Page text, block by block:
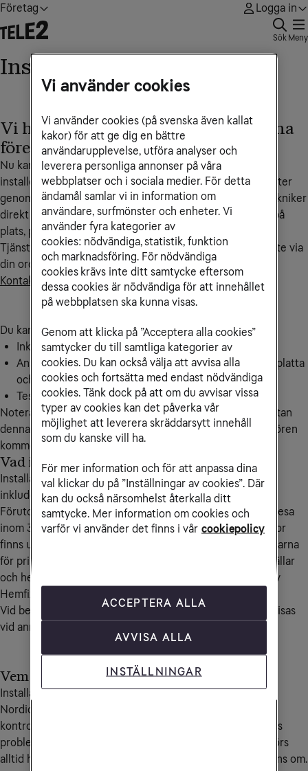
Företag Logga in
Sök Meny
Installationshjälp
Vi hjälper dig komma igång med dina
företagstjänster
Nu kan du som kund hos Tele2 Företag få hjälp med att
installera och komma igång med dina nya bredbandstjänster
genom vår samarbetspartner Hemfixarna. Du bokar en tekniker
direkt via Hemfixarnas webbsida. Teknikern besöker dig på
plats, på företagsadressen eller hemmakontoret.
Tjänsten faktureras av Hemfixarna och betalas således inte via
din ordinarie faktura från Tele2 Företag.
Kontakta Hemfixarna och beställ installationshjälp här.
Du kan få hjälp med följande tjänster:
Inkoppling av bredband.
Anslutning av upp till fem enheter till WiFi (dator, surfplatta
och mobiltelefon).
Test och demonstration av tjänsterna.
Notera att installatören inte har med sig din utrustning utan
denna skickas till dig och måste hämtas ut innan installatören
kommer.
Vad ingår i priset?
Installationshjälpen kostar 798 kr exklusive moms, vilket
inkluderar en timmes tekniksupport.
Förutom installationshjälpen inkluderar kostnaden även resa
inom 30 km från tätort. Om ditt företag eller hemmakontor
finns utanför tätort är du välkommen att kontakta Hemfixarna
för prisuppgift på resan. Priserna är desamma även på kvällar
och helger. Eventuella tillkommande arbeten debiteras av
Hemfixarna.
Vid beställning tar vi alltid en mikroupplysning som inte visas
vid annan kreditupplysning.
Vem utför arbetet?
Installationshjälpen erbjuds i samarbete med Hemfixarna
Nordic AB. Genom ett nätverk av certifierade och
kontrollerade tekniker, så kallade Fixare, matchas kundens
problem med lämplig Fixare i närområdet. Uppdraget utförs
alltid hos dig, på en tid som du och Fixaren kommit överens om.
Vi använder cookies
Vi använder cookies (på svenska även kallat
kakor) för att ge dig en bättre
användarupplevelse, utföra analyser och
leverera personliga annonser på våra
webbplatser och i sociala medier. För detta
ändamål samlar vi in information om
användare, surfmönster och enheter. Vi
använder fyra kategorier av
cookies: nödvändiga, statistik, funktion
och marknadsföring. För nödvändiga
cookies krävs inte ditt samtycke eftersom
dessa cookies är nödvändiga för att innehållet
på webbplatsen ska kunna visas.
Genom att klicka på ”Acceptera alla cookies”
samtycker du till samtliga kategorier av
cookies. Du kan också välja att avvisa alla
cookies och fortsätta med endast nödvändiga
cookies. Tänk dock på att om du avvisar vissa
typer av cookies kan det påverka vår
möjlighet att leverera skräddarsytt innehåll
som du kanske vill ha.
För mer information och för att anpassa dina
val klickar du på ”Inställningar av cookies”. Där
kan du också närsomhelst återkalla ditt
samtycke. Mer information om cookies och
varför vi använder det finns i vår cookiepolicy
ACCEPTERA ALLA
AVVISA ALLA
INSTÄLLNINGAR